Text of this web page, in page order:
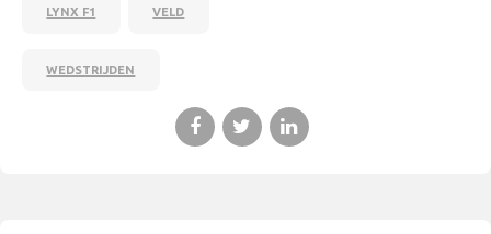
LYNX F1 VELD
WEDSTRIJDEN